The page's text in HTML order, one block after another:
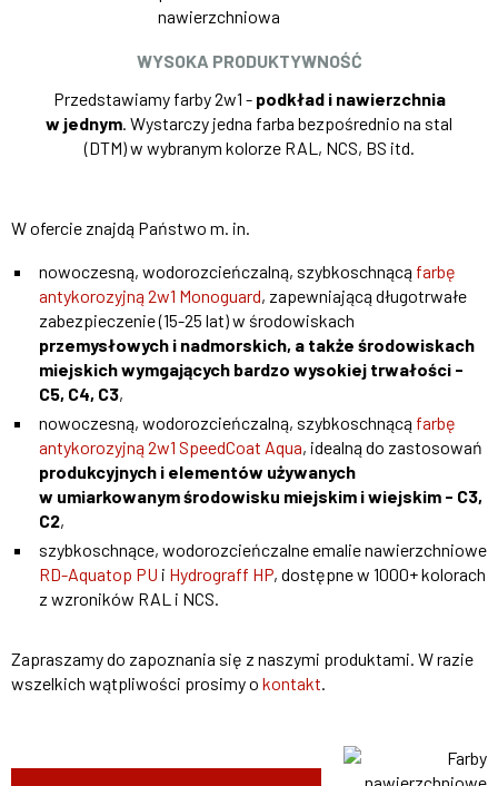
WYSOKA PRODUKTYWNOŚĆ
Przedstawiamy farby 2w1 - podkład i nawierzchnia
w jednym . Wystarczy jedna farba bezpośrednio na stal
(DTM) w wybranym kolorze RAL, NCS, BS itd.
W ofercie znajdą Państwo m. in.
nowoczesną, wodorozcieńczalną, szybkoschnącą farbę
antykorozyjną 2w1 Monoguard, zapewniającą długotrwałe
zabezpieczenie (15-25 lat) w środowiskach
przemysłowych i nadmorskich, a także środowiskach
miejskich wymgających bardzo wysokiej trwałości -
C5, C4, C3,
nowoczesną, wodorozcieńczalną, szybkoschnącą farbę
antykorozyjną 2w1 SpeedCoat Aqua, idealną do zastosowań
produkcyjnych i elementów używanych
w umiarkowanym środowisku miejskim i wiejskim - C3,
C2,
szybkoschnące, wodorozcieńczalne emalie nawierzchniowe
RD-Aquatop PU i Hydrograff HP, dostępne w 1000+ kolorach
z wzroników RAL i NCS.
Zapraszamy do zapoznania się z naszymi produktami. W razie
wszelkich wątpliwości prosimy o kontakt